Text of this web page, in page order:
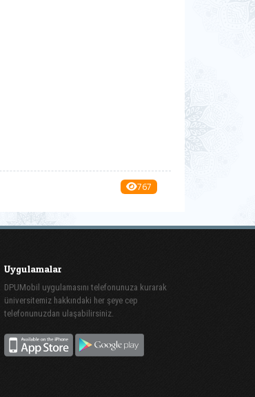
767
Uygulamalar
DPUMobil uygulamasını telefonunuza kurarak
üniversitemiz hakkındaki her şeye cep
telefonunuzdan ulaşabilirsiniz.